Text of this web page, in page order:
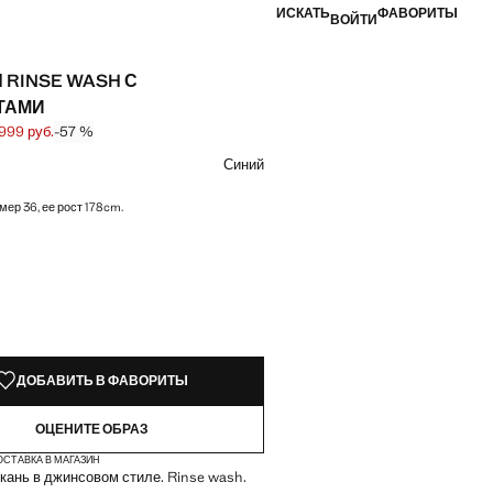
ИСКАТЬВОЙТИФАВОРИТЫ
WASH С
зачеркнута [6 999 руб. ]
[2 999 руб. ]
руб.-57 %
Синий
36, ее рост 178cm.
ДОБАВИТЬ В ФАВОРИТЫ
ОЦЕНИТЕ ОБРАЗ
В МАГАЗИН
в джинсовом стиле. Rinse wash.